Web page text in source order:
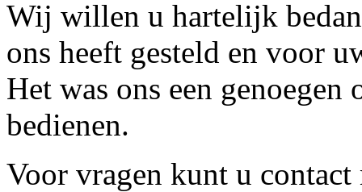
Wij willen u hartelijk
ons heeft gesteld en voor
Het was ons een
bedienen.
Voor vragen kunt u contact